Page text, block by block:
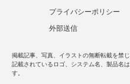
プライバシーポリシー
外部送信
掲載記事、写真、イラストの無断転載を禁じ
記載されているロゴ、システム名、製品名
す。